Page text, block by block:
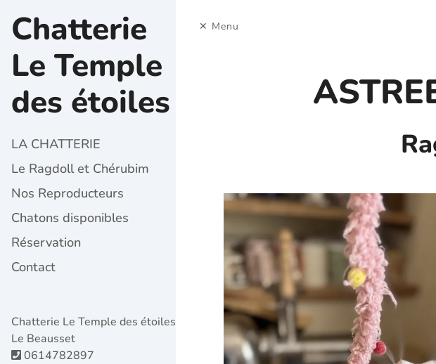
Chatterie
Le Temple
des étoiles
LA CHATTERIE
Le Ragdoll et Chérubim
Nos Reproducteurs
Chatons disponibles
Réservation
Contact
Chatterie Le Temple des étoiles
Le Beausset
0614782897
Menu